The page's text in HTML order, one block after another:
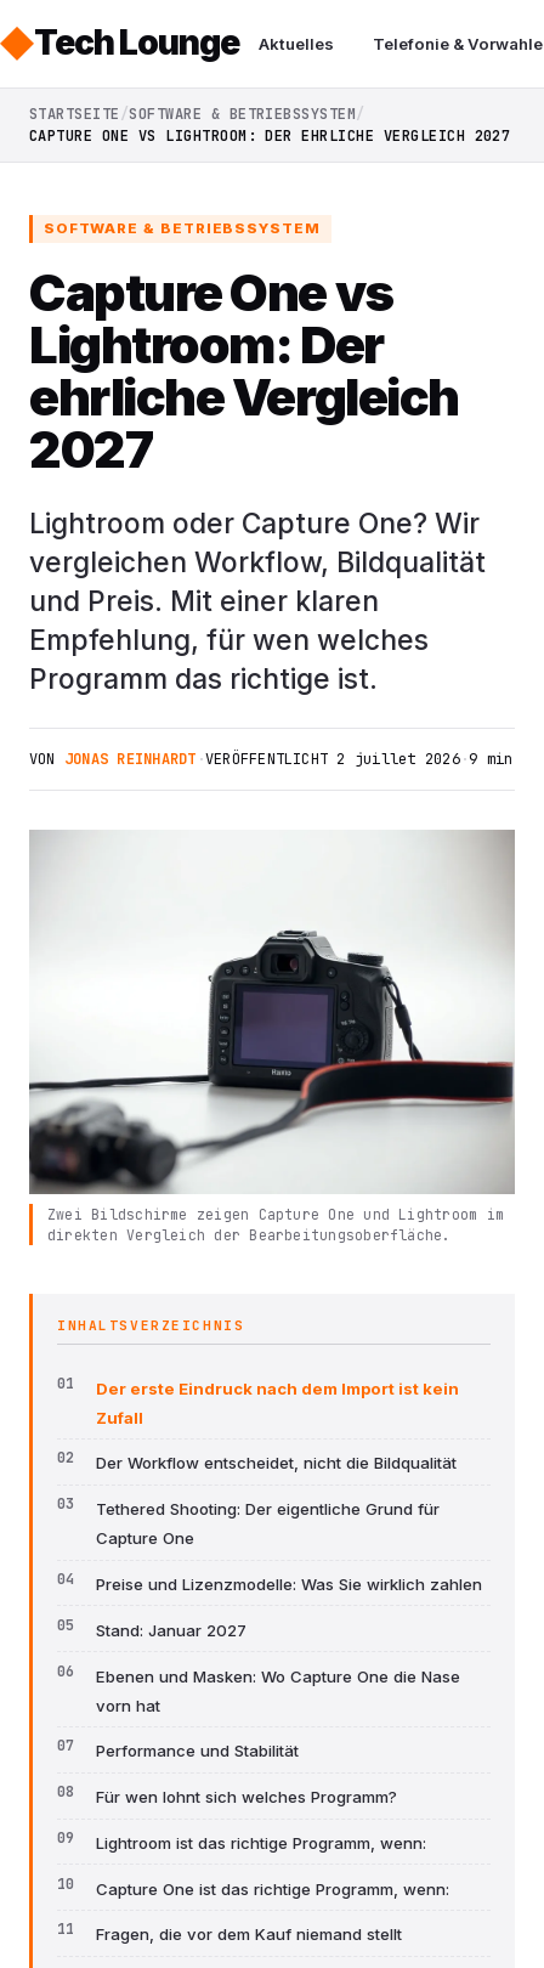
Tech Lounge Aktuelles Telefonie &
STARTSEITE SOFTWARE & BETRIEBSSYSTEM
CAPTURE ONE VS LIGHTROOM: DER EHRLICHE VERGLEICH 2027
SOFTWARE & BETRIEBSSYSTEM
Capture One vs
Lightroom: Der
ehrliche Vergleich
2027
Lightroom oder Capture One? Wir
vergleichen Workflow, Bildqualität
und Preis. Mit einer klaren
Empfehlung, für wen welches
Programm das richtige ist.
VON JONAS REINHARDT ·VERÖFFENTLICHT 2 juillet 2026·9 min
Zwei Bildschirme zeigen Capture One und Lightroom im
direkten Vergleich der Bearbeitungsoberfläche.
INHALTSVERZEICHNIS
Der erste Eindruck nach dem Import ist kein
Zufall
Der Workflow entscheidet, nicht die Bildqualität
Tethered Shooting: Der eigentliche Grund für
Capture One
Preise und Lizenzmodelle: Was Sie wirklich zahlen
Stand: Januar 2027
Ebenen und Masken: Wo Capture One die Nase
vorn hat
Performance und Stabilität
Für wen lohnt sich welches Programm?
Lightroom ist das richtige Programm, wenn:
Capture One ist das richtige Programm, wenn:
Fragen, die vor dem Kauf niemand stellt